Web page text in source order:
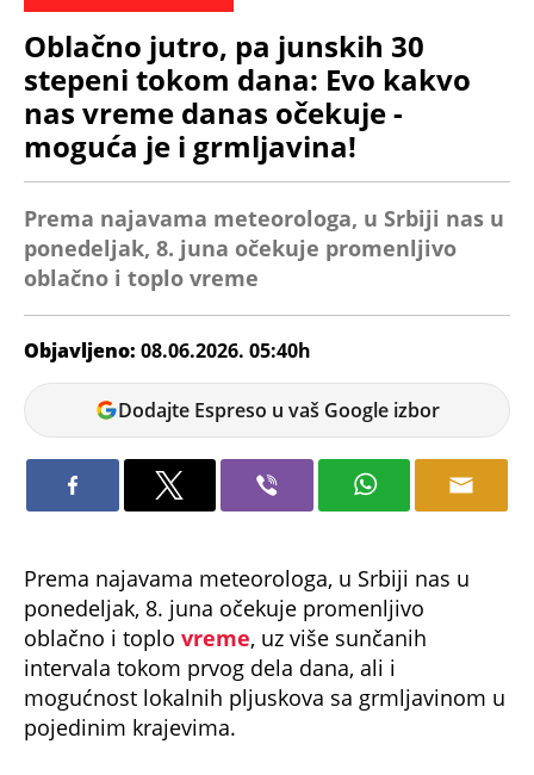
Oblačno jutro, pa junskih 30
stepeni tokom dana: Evo kakvo
nas vreme danas očekuje -
moguća je i grmljavina!
Prema najavama meteorologa, u Srbiji nas u
ponedeljak, 8. juna očekuje promenljivo
oblačno i toplo vreme
Objavljeno: 08.06.2026. 05:40h
Tatjana
Maksić
Dodajte Espreso u vaš Google izbor
ponedeljak, 8. juna očekuje promenljivo
oblačno i toplovreme, uz više sunčanih
intervala tokom prvog dela dana, ali i
mogućnost lokalnih pljuskova sa grmljavinom u
pojedinim krajevima.